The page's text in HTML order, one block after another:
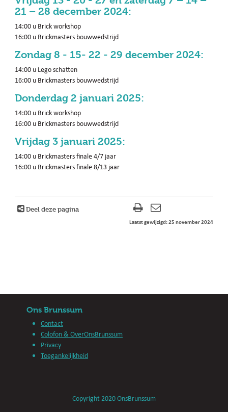
21 – 28 december 2024:
14:00 u Brick workshop
16:00 u Brickmasters bouwwedstrijd
Zondag 8 - 15- 22 - 29 december 2024:
14:00 u Lego schatten
16:00 u Brickmasters bouwwedstrijd
Donderdag 2 januari 2025:
14:00 u Brick workshop
16:00 u Brickmasters bouwwedstrijd
Vrijdag 3 januari 2025:
14:00 u Brickmasters finale 4/7 jaar
16:00 u Brickmasters finale 8/13 jaar
Deel deze pagina
Laatst gewijzigd: 25 november 2024
Ons Brunssum
Contact
Colofon & OverOnsBrunssum
Privacy
Toegankelijkheid
Copyright 2020 OnsBrunssum